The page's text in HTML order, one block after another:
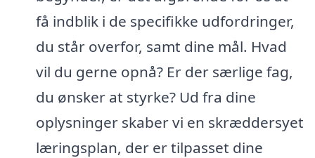
få indblik i de specifikke udfordringer,
du står overfor, samt dine mål. Hvad
vil du gerne opnå? Er der særlige fag,
du ønsker at styrke? Ud fra dine
oplysninger skaber vi en skræddersyet
læringsplan, der er tilpasset dine